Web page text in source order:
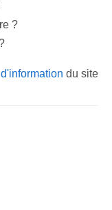
?
d'information du site